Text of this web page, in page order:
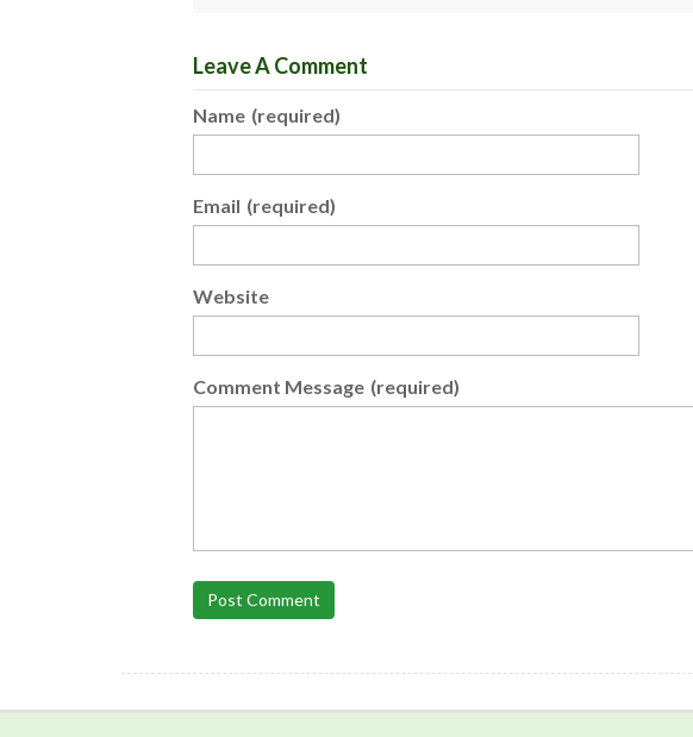
Leave A Comment
Name (required)
Email (required)
Website
Comment Message (required)
Post Comment